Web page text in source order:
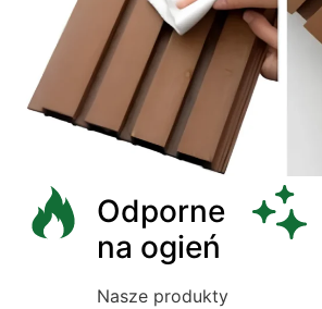
Odporne
na ogień
Nasze produkty